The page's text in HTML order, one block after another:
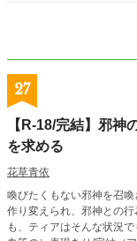
27
【R-18/完結】邪神
を求める
花草青依
喚びたくもない邪神を召
作り変えられ、邪神との
も、ティアはそんな状況